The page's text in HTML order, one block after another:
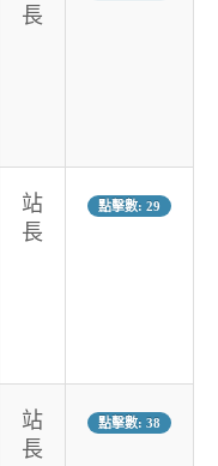
長
站
長
點擊數: 29
站
長
點擊數: 38